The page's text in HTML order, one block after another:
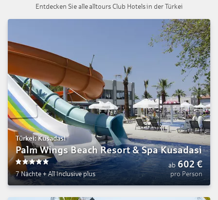
Entdecken Sie alle alltours Club Hotels in der Türkei
Türkei: Kusadasi
Palm Wings Beach Resort & Spa Kusadasi
7 Nächte +All Inclusive plus
ab 602€
pro Person